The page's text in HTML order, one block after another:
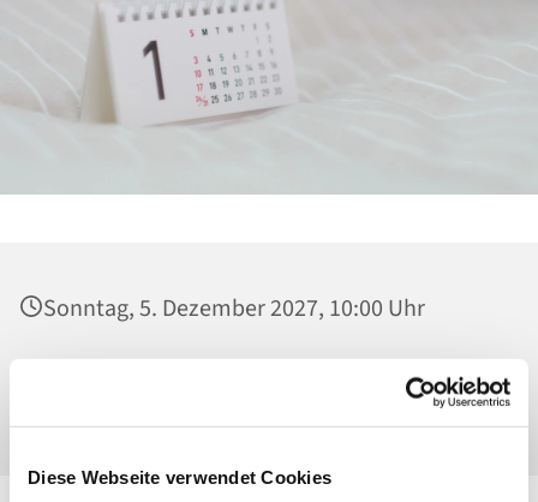
Diese Webseite verwendet Cookies
Sonntag, 5. Dezember 2027, 10:00 Uhr
St. Josef - Berlin-Weißensee, Pfarrkirche,